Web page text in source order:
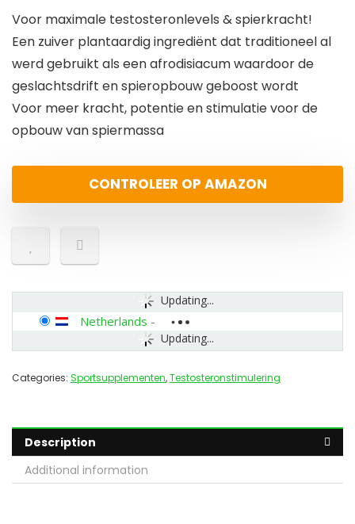
Voor maximale testosteronlevels & spierkracht!
Een zuiver plantaardig ingrediënt dat traditioneel al
werd gebruikt als een afrodisiacum waardoor de
geslachtsdrift en spieropbouw geboost wordt
Voor meer kracht, potentie en stimulatie voor de
opbouw van spiermassa
CONTROLEER OP AMAZON
Updating...
Updating...
Netherlands -
Categories: Sportsupplementen,Testosteronstimulering
Description
Additional information